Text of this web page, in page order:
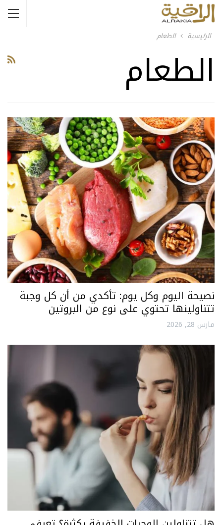
الرئيسية الطعام
الطعام
نصيحة اليوم وكل يوم: تأكدي من أن كل وجبة
تتناولينها تحتوي على نوع من البروتين
مارس 28, 2026